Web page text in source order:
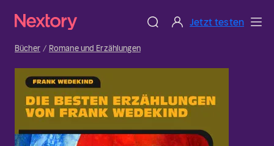
Jetzt testen
Bücher Romane und Erzählungen